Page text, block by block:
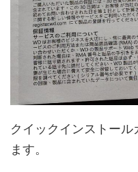
クイックインストー
ます。